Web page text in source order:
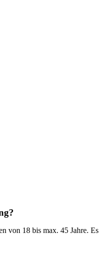
von 18 bis max. 45 Jahre. Es